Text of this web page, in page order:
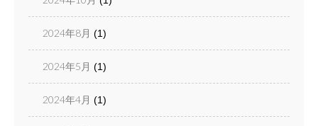
2024年8月 (1)
2024年5月 (1)
2024年4月 (1)